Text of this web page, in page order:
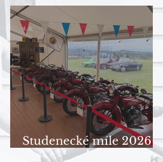
Studenecké míle 2026 a
účast našeho klubu
4. 6.